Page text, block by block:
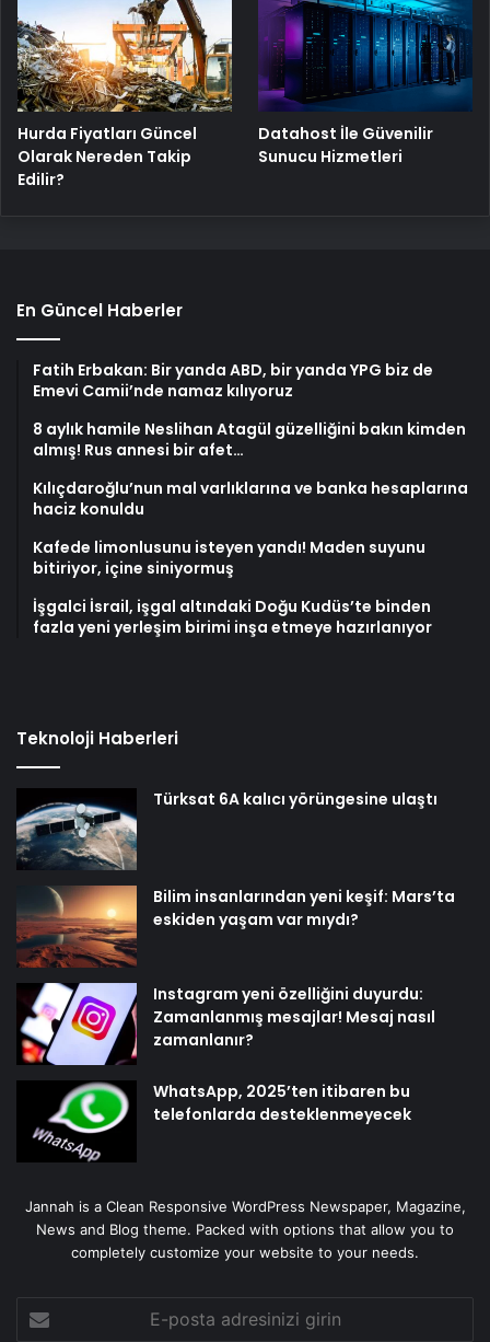
Hurda Fiyatları Güncel
Olarak Nereden Takip
Edilir?
Datahost İle Güvenilir
Sunucu Hizmetleri
En Güncel Haberler
Fatih Erbakan: Bir yanda ABD, bir yanda YPG biz de
Emevi Camii’nde namaz kılıyoruz
8 aylık hamile Neslihan Atagül güzelliğini bakın kimden
almış! Rus annesi bir afet…
Kılıçdaroğlu’nun mal varlıklarına ve banka hesaplarına
haciz konuldu
Kafede limonlusunu isteyen yandı! Maden suyunu
bitiriyor, içine siniyormuş
İşgalci İsrail, işgal altındaki Doğu Kudüs’te binden
fazla yeni yerleşim birimi inşa etmeye hazırlanıyor
Teknoloji Haberleri
Türksat 6A kalıcı yörüngesine ulaştı
Bilim insanlarından yeni keşif: Mars’ta
eskiden yaşam var mıydı?
Instagram yeni özelliğini duyurdu:
Zamanlanmış mesajlar! Mesaj nasıl
zamanlanır?
WhatsApp, 2025’ten itibaren bu
telefonlarda desteklenmeyecek
Jannah is a Clean Responsive WordPress Newspaper, Magazine,
News and Blog theme. Packed with options that allow you to
completely customize your website to your needs.
posta